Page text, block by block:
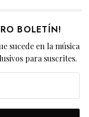
BOLETÍN!
sucede en la música
para suscrites.